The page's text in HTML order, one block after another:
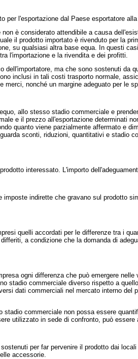
l'esportazione dal Paese esportatore alla
è considerato attendibile a causa
il prodotto importato è rivenduto per la
su qualsiasi altra base equa. In questi
l'importazione e la rivendita e dei profitti.
ma che sono sostenuti da
inclusi in tali costi trasporto normale,
nonché un margine adeguato per le
allo stesso stadio commerciale e
e il prezzo all'esportazione determinati
quanto viene parzialmente affermato e
sconti, riduzioni, quantitativi e stadio
interessato. L'importo
indirette che gravano sul prodotto
quelli accordati per le differenze tra i
a condizione che la domanda di
ogni differenza che può emergere
stadio commerciale diverso rispetto a
dati commerciali nel mercato interno del
commerciale non possa essere
utilizzato in sede di confronto, può essere
per far pervenire il prodotto dai
accessorie.